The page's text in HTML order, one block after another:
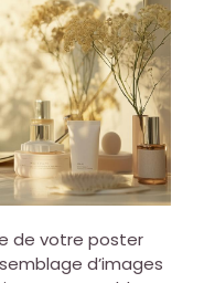
de votre poster
d’images